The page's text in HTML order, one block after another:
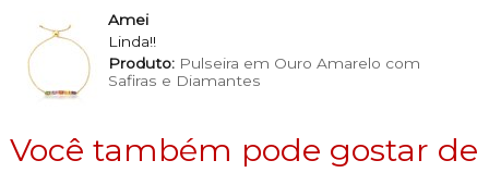
Amei
Linda!!
Produto:Pulseira em Ouro Amarelo com
Safiras e Diamantes
Você também pode gostar de